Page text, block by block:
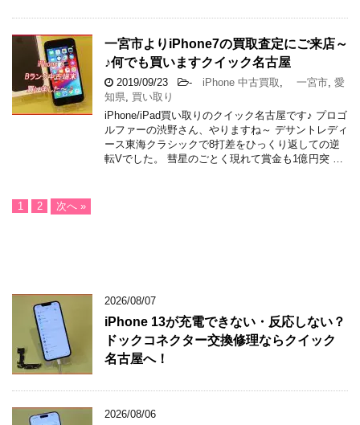
一宮市よりiPhone7の買取査定にご来店～
♪何でも買いますクイック名古屋
2019/09/23 - iPhone 中古買取 一宮市 愛
知県
買い取り
iPhone/iPad買い取りのクイック名古屋です♪ プロゴ
ルファーの渋野さん、やりますね～ デサントレディ
ース東海クラシックで8打差をひっくり返しての逆
転Vでした。 彗星のごとく現れて賞金も1億円突 …
1 2 次へ »
2026/08/07
iPhone 13が充電できない・反応しない？
ドックコネクター交換修理ならクイック
名古屋へ！
2026/08/06